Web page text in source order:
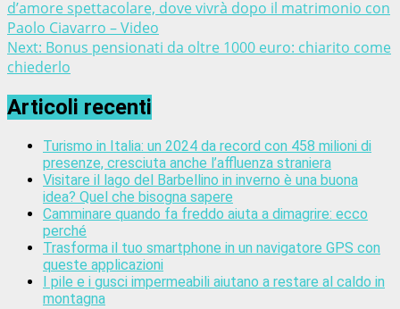
d’amore spettacolare, dove vivrà dopo il matrimonio con
Paolo Ciavarro – Video
Next: Bonus pensionati da oltre 1000 euro: chiarito come
chiederlo
Articoli recenti
Turismo in Italia: un 2024 da record con 458 milioni di
presenze, cresciuta anche l’affluenza straniera
Visitare il lago del Barbellino in inverno è una buona
idea? Quel che bisogna sapere
Camminare quando fa freddo aiuta a dimagrire: ecco
perché
Trasforma il tuo smartphone in un navigatore GPS con
queste applicazioni
I pile e i gusci impermeabili aiutano a restare al caldo in
montagna